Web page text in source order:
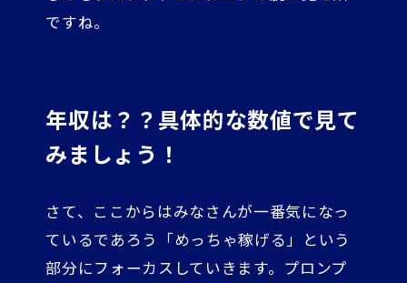
ですね。
年収は？？具体的な数値で見て
みましょう！
さて、ここからはみなさんが一番気になっ
ているであろう「めっちゃ稼げる」という
部分にフォーカスしていきます。プロンプ